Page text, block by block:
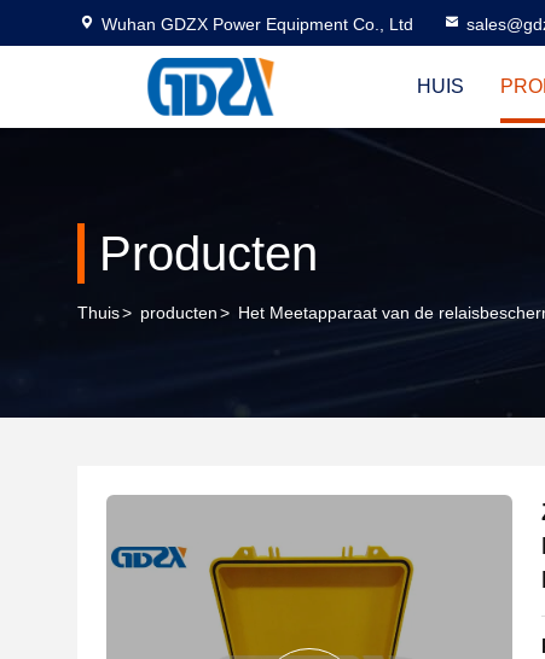
Wuhan GDZX Power Equipment Co., Ltd
HUIS
Producten
Thuis> producten> Het Meetapparaat van de